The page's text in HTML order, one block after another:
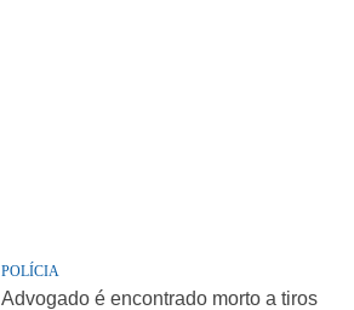
POLÍCIA
Advogado é encontrado morto a tiros